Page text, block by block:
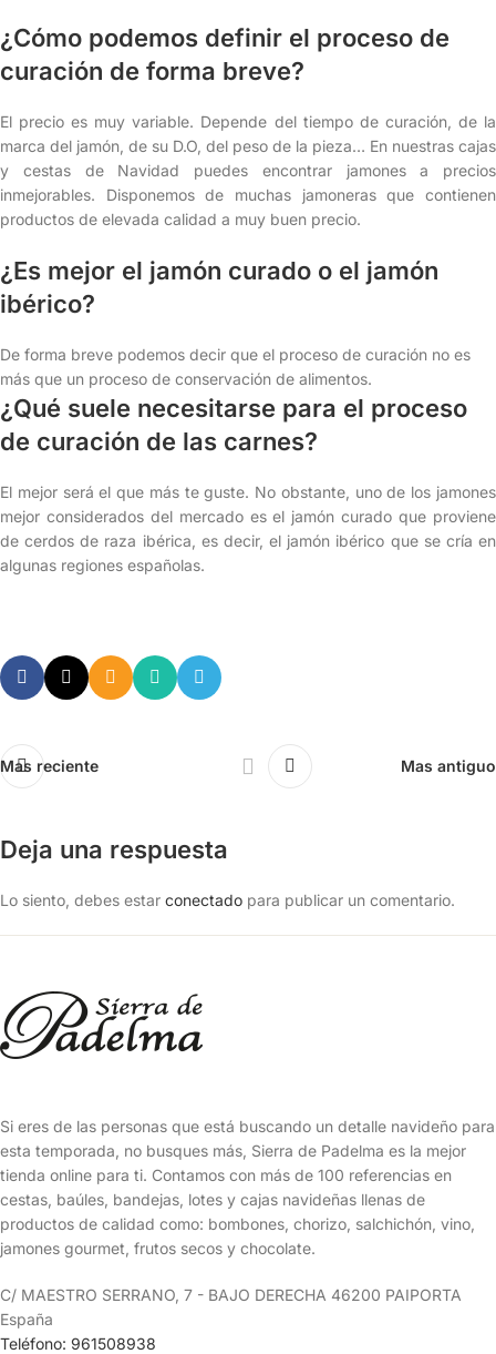
¿Cómo podemos definir el proceso de
curación de forma breve?
El precio es muy variable. Depende del tiempo de curación, de la
marca del jamón, de su D.O, del peso de la pieza… En nuestras cajas
y cestas de Navidad puedes encontrar jamones a precios
inmejorables. Disponemos de muchas jamoneras que contienen
productos de elevada calidad a muy buen precio.
¿Es mejor el jamón curado o el jamón
ibérico?
De forma breve podemos decir que el proceso de curación no es
más que un proceso de conservación de alimentos.
¿Qué suele necesitarse para el proceso
de curación de las carnes?
El mejor será el que más te guste. No obstante, uno de los jamones
mejor considerados del mercado es el jamón curado que proviene
de cerdos de raza ibérica, es decir, el jamón ibérico que se cría en
algunas regiones españolas.
Mas reciente Mas antiguo
Deja una respuesta
Lo siento, debes estar conectado para publicar un comentario.
Si eres de las personas que está buscando un detalle navideño para
esta temporada, no busques más, Sierra de Padelma es la mejor
tienda online para ti. Contamos con más de 100 referencias en
cestas, baúles, bandejas, lotes y cajas navideñas llenas de
productos de calidad como: bombones, chorizo, salchichón, vino,
jamones gourmet, frutos secos y chocolate.
C/ MAESTRO SERRANO, 7 - BAJO DERECHA 46200 PAIPORTA
España
Teléfono: 961508938